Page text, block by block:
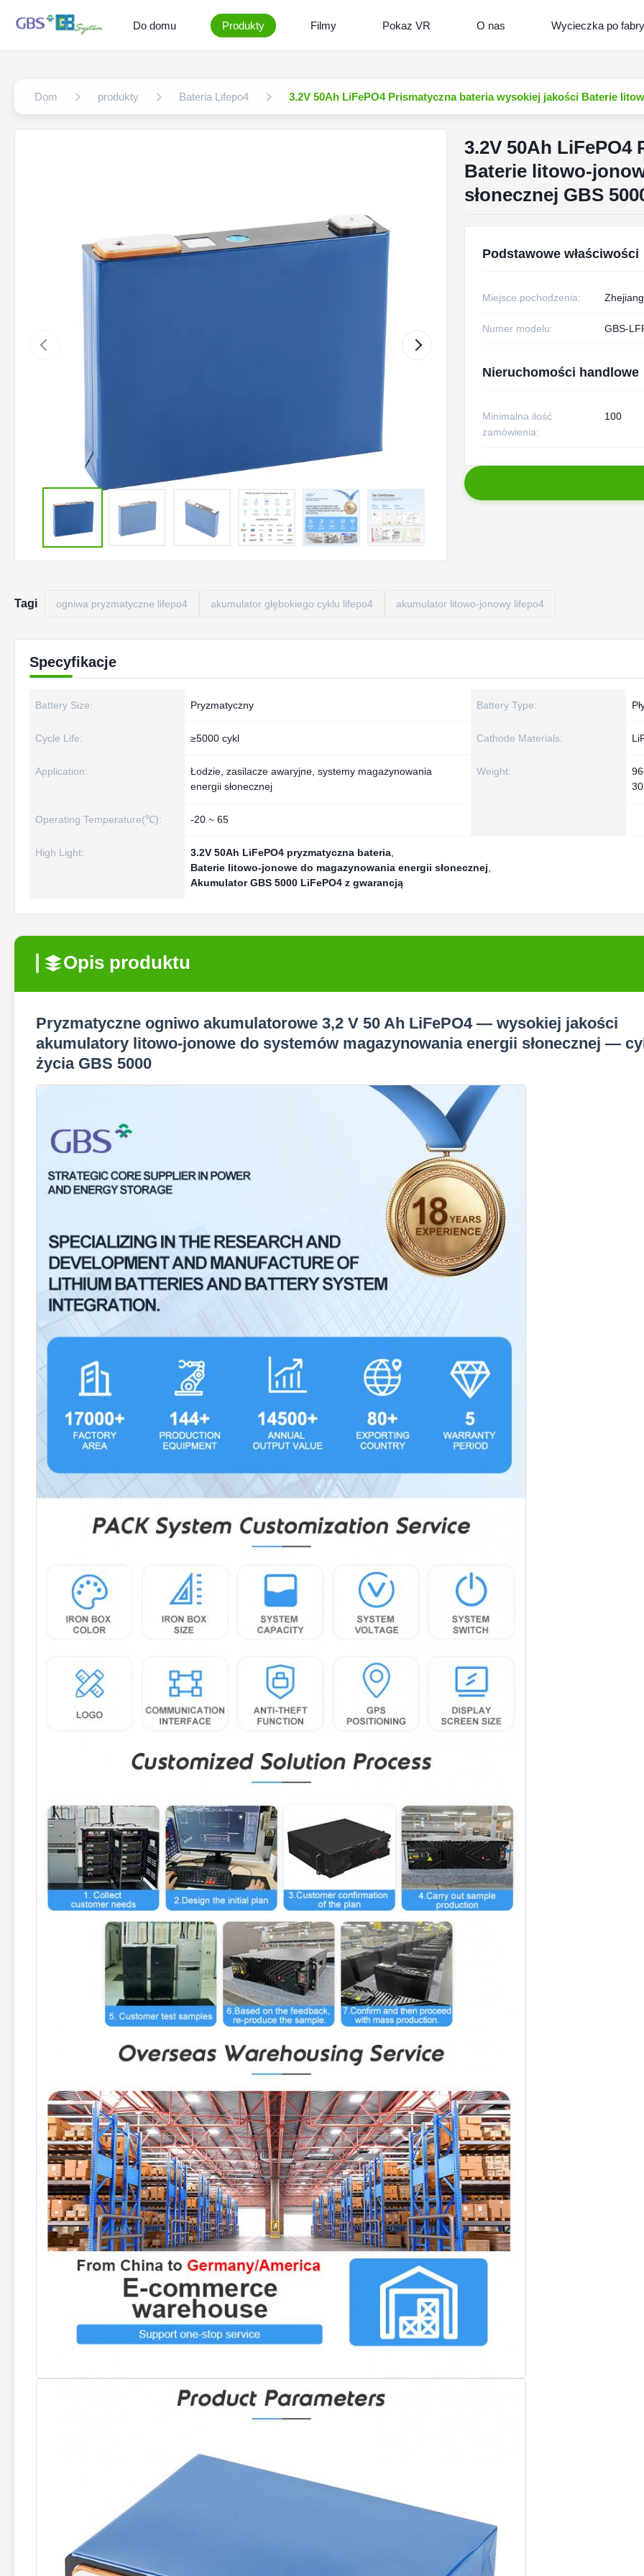
Do domu Produkty Filmy Pokaz VR O nas Wycieczka po
Dom produkty Bateria Lifepo4 3.2V 50Ah LiFePO4 Prismatyczna bateria wysokiej jakości Baterie
3.2V 50Ah
Baterie litowo-
słonecznej GBS
Podstawowe właściwości
Miejsce pochodzenia:
Numer modelu: GBS-
Nieruchomości handlowe
Minimalna ilość
zamówienia:
100
Tagi ogniwa pryzmatyczne lifepo4 akumulator głębokiego cyklu lifepo4 akumulator litowo-jonowy lifepo4
Specyfikacje
Battery Size: Pryzmatyczny Battery Type:
Cycle Life: ≥5000 cykl Cathode Materials:
Application:
Łodzie, zasilacze awaryjne, systemy magazynowania
energii słonecznej
Weight:
Operating Temperature(℃): -20 ~ 65
High Light: 3.2V 50Ah LiFePO4 pryzmatyczna bateria
Baterie litowo-jonowe do magazynowania energii słonecznej
Akumulator GBS 5000 LiFePO4 z gwarancją
Opis produktu
Pryzmatyczne ogniwo akumulatorowe 3,2 V 50 Ah LiFePO4 — wysokiej jakości
akumulatory litowo-jonowe do systemów magazynowania energii słonecznej —
życia GBS 5000